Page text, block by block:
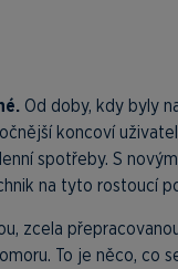
Od doby, kdy byly
koncoví
spotřeby. S
na tyto rostoucí
zcela
To je něco, co